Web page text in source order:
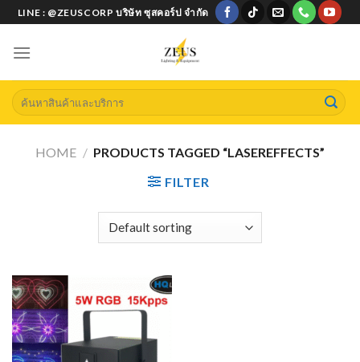
Skip
to
content
LINE : @ZEUSCORP บริษัท ซุสคอร์ป จำกัด
Search
for:
HOME / PRODUCTS TAGGED “LASEREFFECTS”
FILTER